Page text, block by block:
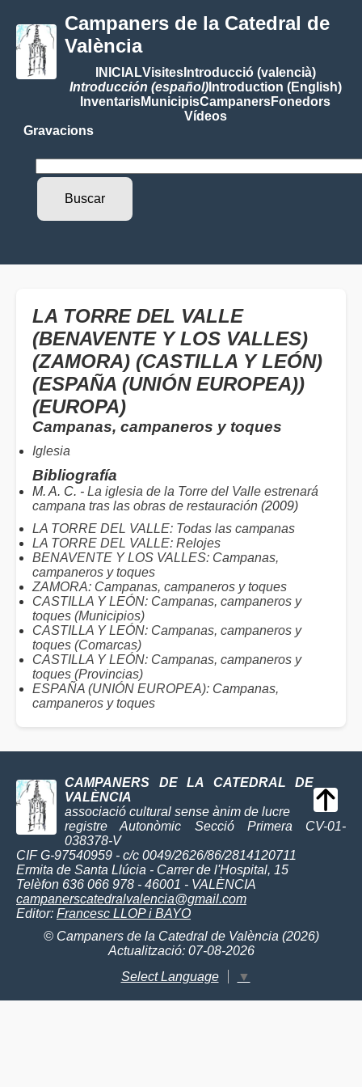
Campaners de la Catedral de
València
INICIALVisitesIntroducció (valencià)
Introducción (español)Introduction (English)
InventarisMunicipisCampanersFonedors
Vídeos
Gravacions
LA TORRE DEL VALLE
(BENAVENTE Y LOS VALLES)
(ZAMORA) (CASTILLA Y LEÓN)
(ESPAÑA (UNIÓN EUROPEA))
(EUROPA)
Campanas, campaneros y toques
Iglesia
Bibliografía
M. A. C. - La iglesia de la Torre del Valle estrenará
campana tras las obras de restauración (2009)
LA TORRE DEL VALLE: Todas las campanas
LA TORRE DEL VALLE: Relojes
BENAVENTE Y LOS VALLES: Campanas,
campaneros y toques
ZAMORA: Campanas, campaneros y toques
CASTILLA Y LEÓN: Campanas, campaneros y
toques (Municipios)
CASTILLA Y LEÓN: Campanas, campaneros y
toques (Comarcas)
CASTILLA Y LEÓN: Campanas, campaneros y
toques (Provincias)
ESPAÑA (UNIÓN EUROPEA): Campanas,
campaneros y toques
CAMPANERS DE LA CATEDRAL DE
VALÈNCIA
associació cultural sense ànim de lucre
registre Autonòmic Secció Primera CV-01-
038378-V
CIF G-97540959 - c/c 0049/2626/86/2814120711
Ermita de Santa Llúcia - Carrer de l'Hospital, 15
Telèfon 636 066 978 - 46001 - VALÈNCIA
campanerscatedralvalencia@gmail.com
Editor: Francesc LLOP i BAYO
© Campaners de la Catedral de València (2026)
Actualització: 07-08-2026
Select Language
▼